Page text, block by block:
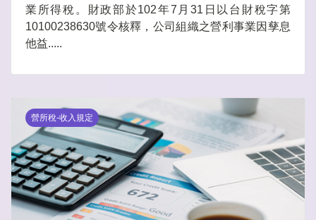
業所得稅。財政部於102年7月31日以台財稅字第
10100238630號令核釋，公司組織之營利事業因孳息
他益.....
營所稅-收入規定